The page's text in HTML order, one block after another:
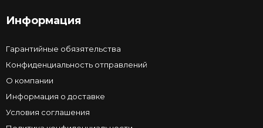
Информация
Гарантийные обязятельства
Конфиденциальность отправлений
О компании
Информация о доставке
Условия соглашения